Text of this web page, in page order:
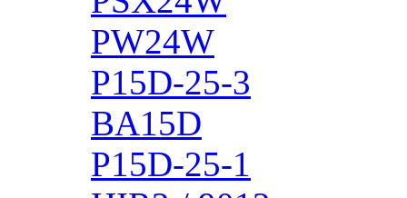
PW24W
P15D-25-3
BA15D
P15D-25-1